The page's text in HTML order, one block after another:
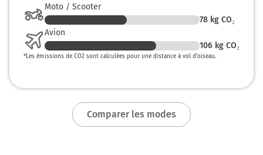
Moto / Scooter
78 kg CO₂
Avion
106 kg CO₂
*Les émissions de CO2 sont calculées pour une distance à vol d’oiseau.
Comparer les modes